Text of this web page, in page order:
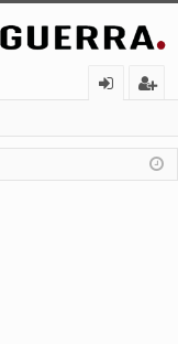
nt
ifi
ist
ra